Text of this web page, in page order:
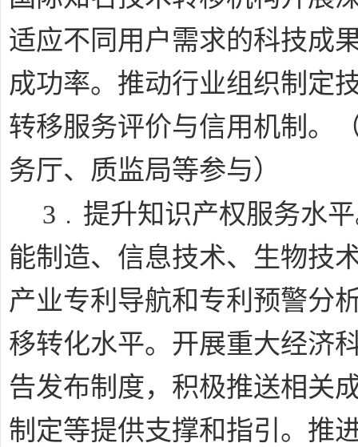
适应不同用户需求的科技成
成功率。推动行业组织制定
转移服务评价与信用机制。
务厅、质监局等参与）
3 ﹒ 提升知识产权服务水
能制造、信息技术、生物技
产业专利导航和专利预警分
移转化水平。开展重大经济
告发布制度，积极推送相关
制定等提供支撑和指引。推